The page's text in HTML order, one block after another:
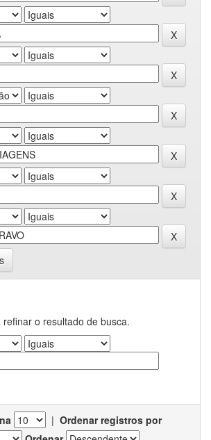
o resultado de busca.
| Ordenar registros por